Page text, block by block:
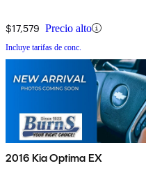
$17,579 Precio alto
Incluye tarifas de conc.
2016 Kia Optima EX